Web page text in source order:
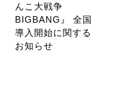
んこ大戦争
BIGBANG』 全国
導入開始に関する
お知らせ